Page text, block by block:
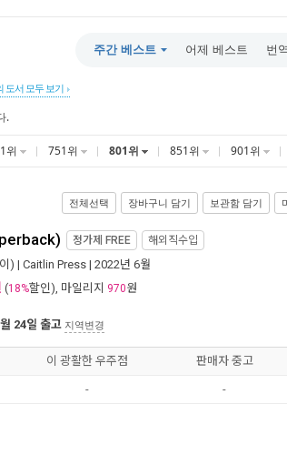
주간 베스트 어제 베스트 번
도서 모두 보기
.
위 751위 801위 851위 901위
전체선택 장바구니 담기 보관함 담기
정가제 FREE 해외직수입
) | Caitlin Press | 2022년 6월
(18%할인), 마일리지 970원
24일 출고 지역변경
이 광활한 우주점 판매자 중고
- -